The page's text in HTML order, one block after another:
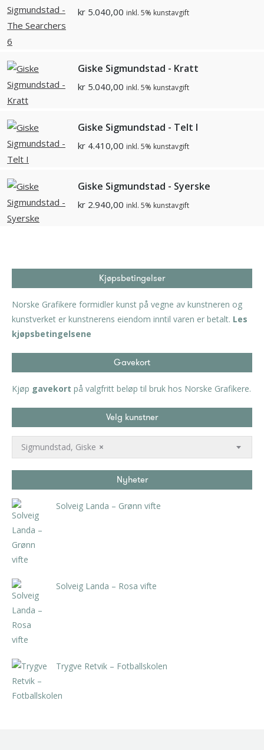
kr 5.040,00 inkl. 5% kunstavgift
Giske Sigmundstad - Kratt
kr 5.040,00 inkl. 5% kunstavgift
Giske Sigmundstad - Telt I
kr 4.410,00 inkl. 5% kunstavgift
Giske Sigmundstad - Syerske
kr 2.940,00 inkl. 5% kunstavgift
Kjøpsbetingelser
Norske Grafikere formidler kunst på vegne av kunstneren og
kunstverket er kunstnerens eiendom inntil varen er betalt. Les
kjøpsbetingelsene
Gavekort
Kjøp gavekort på valgfritt beløp til bruk hos Norske Grafikere.
Velg kunstner
×
Sigmundstad, Giske
Nyheter
Solveig Landa – Grønn vifte
Solveig Landa – Rosa vifte
Trygve Retvik – Fotballskolen